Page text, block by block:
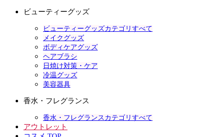
ビューティーグッズ
ビューティーグッズカテゴリすべて
メイクグッズ
ボディケアグッズ
ヘアブラシ
日焼け対策・ケア
冷温グッズ
美容器具
香水・フレグランス
香水・フレグランスカテゴリすべて
アウトレット